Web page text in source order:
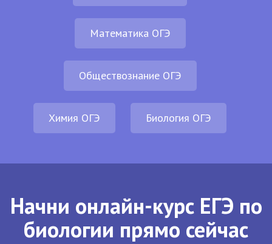
Математика ОГЭ
Обществознание ОГЭ
Химия ОГЭ Биология ОГЭ
Начни онлайн-курс ЕГЭ по
биологии прямо сейчас